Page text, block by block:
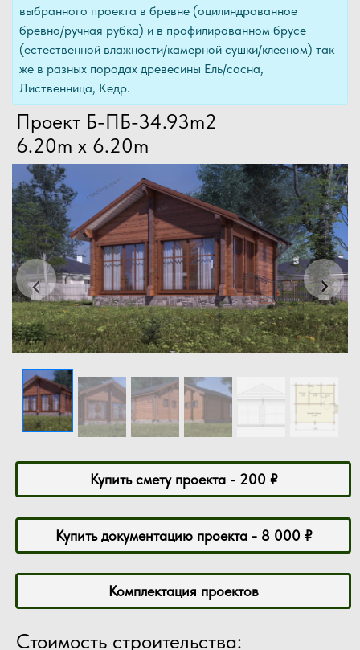
выбранного проекта в бревне (оцилиндрованное
бревно/ручная рубка) и в профилированном брусе
(естественной влажности/камерной сушки/клееном) так
же в разных породах древесины Ель/сосна,
Лиственница, Кедр.
Проект Б-ПБ-34.93m2
6.20m x 6.20m
‹Previous ›Next
Купить смету проекта - 200 ₽
Купить документацию проекта - 8 000 ₽
Комплектация проектов
Стоимость строительства: